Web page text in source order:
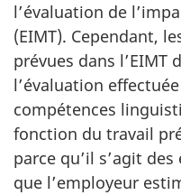
l’évaluation de
(EIMT). Cependant,
prévues dans
l’évaluation
compétences
fonction du travail
parce qu’il s’agit
que l’employeur